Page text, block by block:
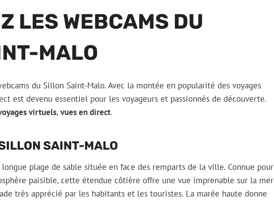
LES WEBCAMS DU
MALO
du Sillon Saint-Malo. Avec la montée en popularité des voyages
est devenu essentiel pour les voyageurs et passionnés de découverte.
virtuels, vues en direct.
SAINT-MALO
plage de sable située en face des remparts de la ville. Connue pour
paisible, cette étendue côtière offre une vue imprenable sur la mer
très apprécié par les habitants et les touristes. La marée haute donne